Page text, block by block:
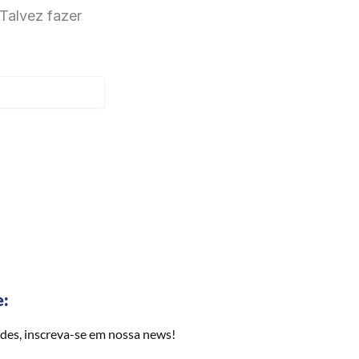
fazer
inscreva-se em nossa news!